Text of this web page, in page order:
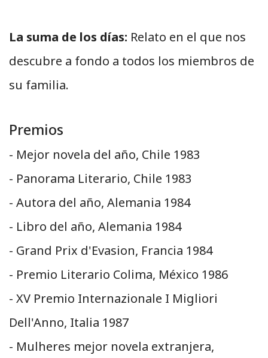
La suma de los días: Relato en el que nos
descubre a fondo a todos los miembros de
su familia.
Premios
- Mejor novela del año, Chile 1983
- Panorama Literario, Chile 1983
- Autora del año, Alemania 1984
- Libro del año, Alemania 1984
- Grand Prix d'Evasion, Francia 1984
- Premio Literario Colima, México 1986
- XV Premio Internazionale I Migliori
Dell'Anno, Italia 1987
- Mulheres mejor novela extranjera,